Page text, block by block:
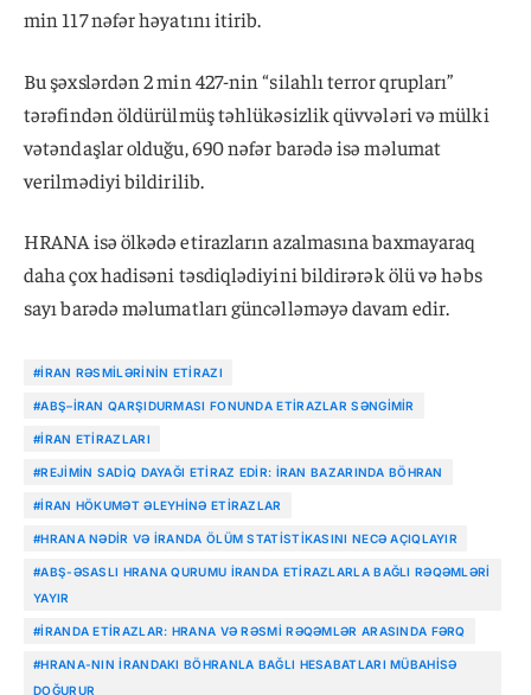
min 117 nəfər həyatını itirib.
Bu şəxslərdən 2 min 427-nin “silahlı terror qrupları”
tərəfindən öldürülmüş təhlükəsizlik qüvvələri və mülki
vətəndaşlar olduğu, 690 nəfər barədə isə məlumat
verilmədiyi bildirilib.
HRANA isə ölkədə etirazların azalmasına baxmayaraq
daha çox hadisəni təsdiqlədiyini bildirərək ölü və həbs
sayı barədə məlumatları güncəlləməyə davam edir.
#İRAN RƏSMILƏRININ ETIRAZI
#ABŞ–İRAN QARŞIDURMASI FONUNDA ETIRAZLAR SƏNGIMIR
#İRAN ETIRAZLARI
#REJIMIN SADIQ DAYAĞI ETIRAZ EDIR: İRAN BAZARINDA BÖHRAN
#İRAN HÖKUMƏT ƏLEYHINƏ ETIRAZLAR
#HRANA NƏDIR VƏ İRANDA ÖLÜM STATISTIKASINI NECƏ AÇIQLAYIR
#ABŞ-ƏSASLI HRANA QURUMU İRANDA ETIRAZLARLA BAĞLI RƏQƏMLƏRI
YAYIR
#İRANDA ETIRAZLAR: HRANA VƏ RƏSMI RƏQƏMLƏR ARASINDA FƏRQ
#HRANA-NIN İRANDAKI BÖHRANLA BAĞLI HESABATLARI MÜBAHISƏ
DOĞURUR